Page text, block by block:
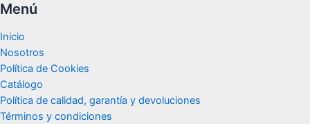
Menú
Inicio
Nosotros
Política de Cookies
Catálogo
Política de calidad, garantía y devoluciones
Términos y condiciones